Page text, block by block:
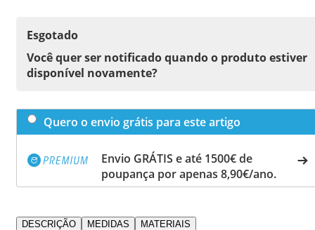
Esgotado
Você quer ser notificado quando o produto estiver
disponível novamente?
Quero o envio grátis para este artigo
Envio GRÁTIS e até 1500€ de
poupança por apenas 8,90€/ano.
DESCRIÇÃO MEDIDAS MATERIAIS